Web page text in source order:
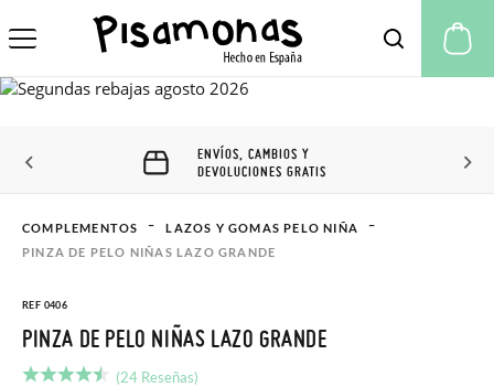
ENVÍOS, CAMBIOS Y
DEVOLUCIONES GRATIS
COMPLEMENTOS
LAZOS Y GOMAS PELO NIÑA
PINZA DE PELO NIÑAS LAZO GRANDE
REF 0406
PINZA DE PELO NIÑAS LAZO GRANDE
(24 Reseñas)